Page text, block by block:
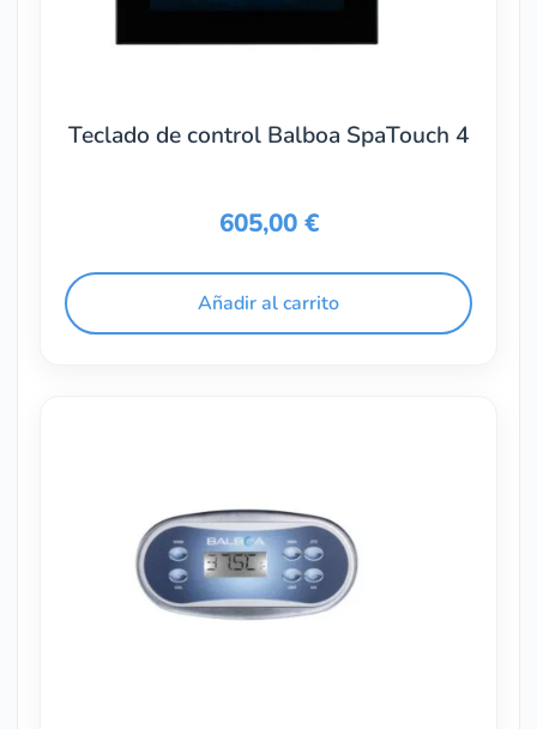
Teclado de control Balboa SpaTouch 4
605,00 €
Añadir al carrito